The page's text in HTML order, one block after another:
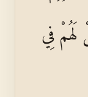
فِي